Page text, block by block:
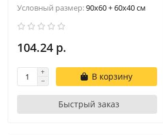
Условный размер:90x60 + 60x40 см
104.24 р.
В корзину
Быстрый заказ